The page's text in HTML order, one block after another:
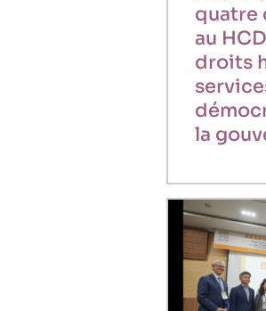
quatre
au
droits
la